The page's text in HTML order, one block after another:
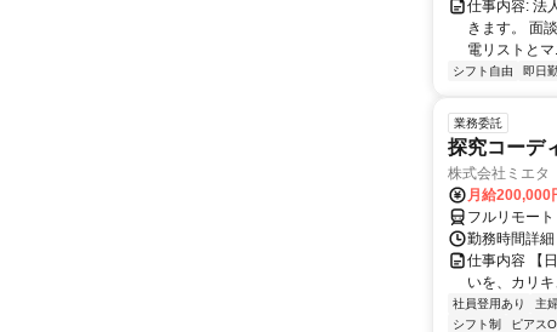
仕事内容: 法
きます。 面
電リストと
シフト自由 即日
業務委託
探究コーデ
株式会社ミエタ
月給200,000
フルリモート
勤務時間詳
仕事内容 【
いを、カリ
社員登用あり 主
シフト制
ピアス